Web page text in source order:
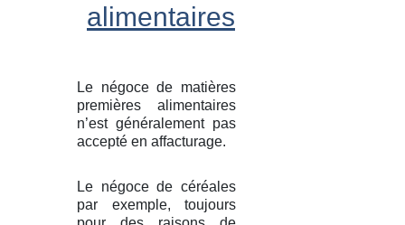
alimentaires
Le négoce de matières
premières alimentaires
n’est généralement pas
accepté en affacturage.
Le négoce de céréales
par exemple, toujours